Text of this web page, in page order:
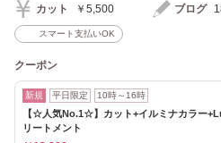
カット ￥5,500 ブログ
スマート支払いOK
クーポン
新規 平日限定 10時～16時
【☆人気No.1☆】カット+イルミナカラー
リートメント